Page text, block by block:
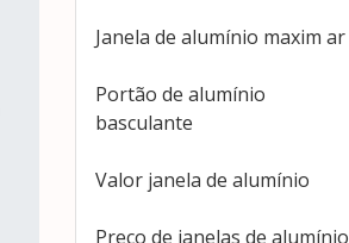
Janela de alumínio maxim ar
Portão de alumínio
basculante
Valor janela de alumínio
Preço de janelas de alumínio